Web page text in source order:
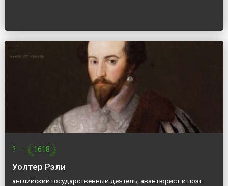
? — 1618
Уолтер Рэли
английский государственный деятель, авантюрист и поэт